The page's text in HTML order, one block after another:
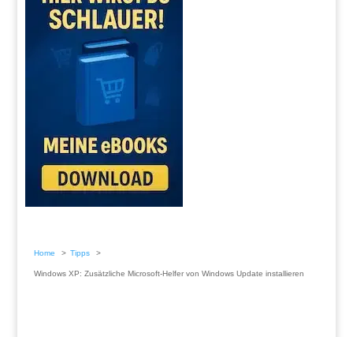
Home Tipps
Windows XP: Zusätzliche Microsoft-Helfer von Windows Update installieren